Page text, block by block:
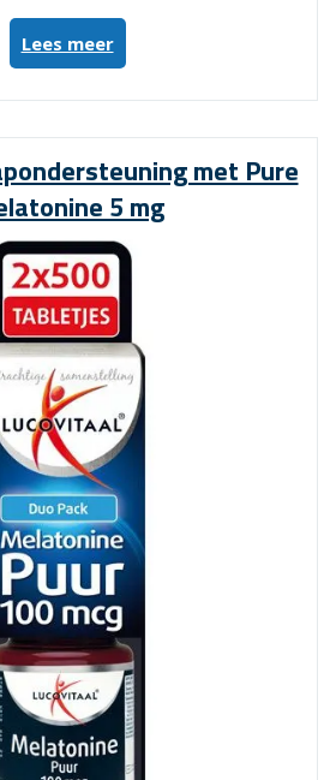
Lees meer“Melatonine
5
mg
ondersteuning
voor
een
betere
met Pure
5 mg